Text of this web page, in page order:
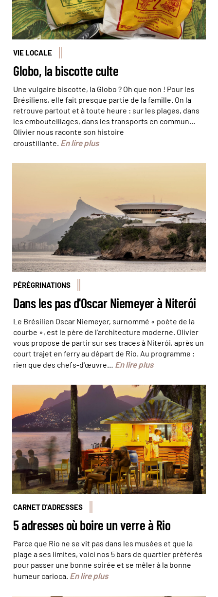
VIE LOCALE
Globo, la biscotte culte
Une vulgaire biscotte, la Globo ? Oh que non ! Pour les
Brésiliens, elle fait presque partie de la famille. On la
retrouve partout et à toute heure : sur les plages, dans
les embouteillages, dans les transports en commun…
Olivier nous raconte son histoire
croustillante. En lire plus
PÉRÉGRINATIONS
Dans les pas d'Oscar Niemeyer à Niterói
Le Brésilien Oscar Niemeyer, surnommé « poète de la
courbe », est le père de l’architecture moderne. Olivier
vous propose de partir sur ses traces à Niterói, après un
court trajet en ferry au départ de Rio. Au programme :
rien que des chefs-d'œuvre… En lire plus
Bar de plage à Ipanema © Jon Arnold Images/Hemis
CARNET D'ADRESSES
5 adresses où boire un verre à Rio
Parce que Rio ne se vit pas dans les musées et que la
plage a ses limites, voici nos 5 bars de quartier préférés
pour passer une bonne soirée et se mêler à la bonne
humeur carioca. En lire plus